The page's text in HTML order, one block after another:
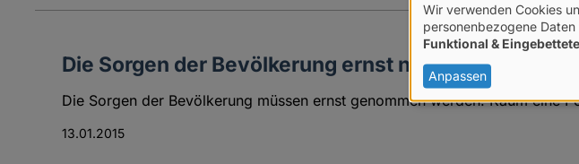
Die Sorgen der Bevölkerung ernst nehmen
Die Sorgen der Bevölkerung müssen ernst genommen werden. Kaum eine
13.01.2015
Verwendung
von
Daten
Wir verwenden Cookies
personenbezogene
Funktional &
Anpassen